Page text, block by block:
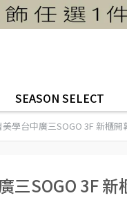
SEASON SELECT
學台中廣三SOGO 3F 新櫃開
三SOGO 3F 新